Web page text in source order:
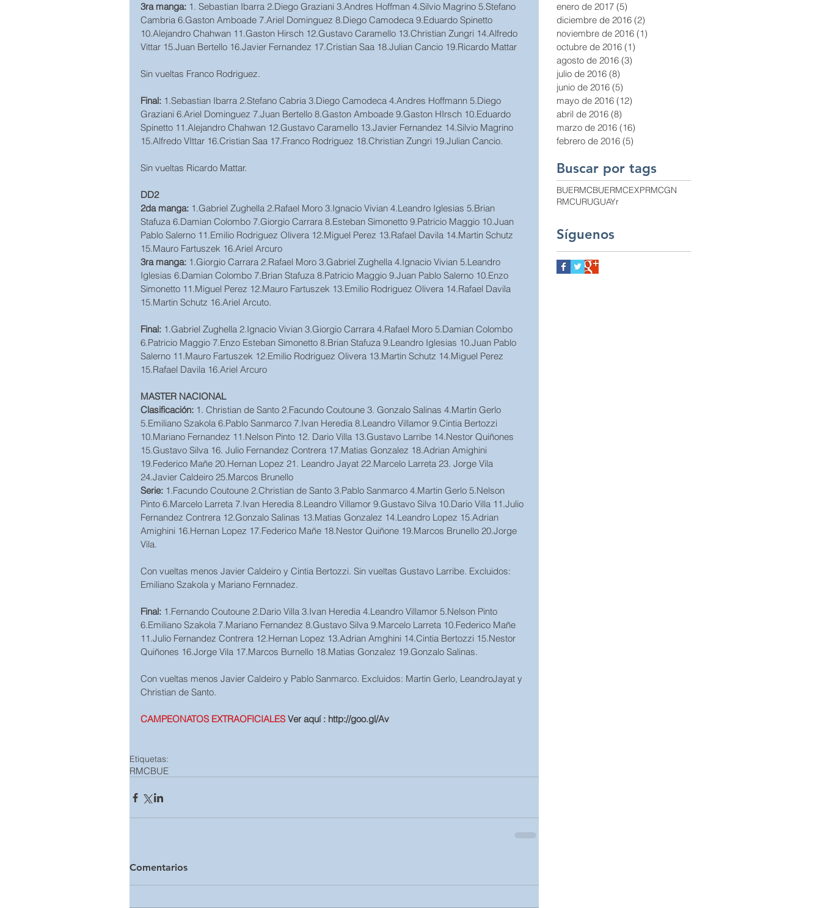
3ra manga: 1. Sebastian Ibarra 2.Diego Graziani 3.Andres Hoffman 4.Silvio Magrino 5.Stefano
Cambria 6.Gaston Amboade 7.Ariel Dominguez 8.Diego Camodeca 9.Eduardo Spinetto
10.Alejandro Chahwan 11.Gaston Hirsch 12.Gustavo Caramello 13.Christian Zungri 14.Alfredo
Vittar 15.Juan Bertello 16.Javier Fernandez 17.Cristian Saa 18.Julian Cancio 19.Ricardo Mattar
Sin vueltas Franco Rodriguez.
Final: 1.Sebastian Ibarra 2.Stefano Cabria 3.Diego Camodeca 4.Andres Hoffmann 5.Diego
Graziani 6.Ariel Dominguez 7.Juan Bertello 8.Gaston Amboade 9.Gaston HIrsch 10.Eduardo
Spinetto 11.Alejandro Chahwan 12.Gustavo Caramello 13.Javier Fernandez 14.Silvio Magrino
15.Alfredo VIttar 16.Cristian Saa 17.Franco Rodriguez 18.Christian Zungri 19.Julian Cancio.
Sin vueltas Ricardo Mattar.
DD2
2da manga: 1.Gabriel Zughella 2.Rafael Moro 3.Ignacio Vivian 4.Leandro Iglesias 5.Brian
Stafuza 6.Damian Colombo 7.Giorgio Carrara 8.Esteban Simonetto 9.Patricio Maggio 10.Juan
Pablo Salerno 11.Emilio Rodriguez Olivera 12.Miguel Perez 13.Rafael Davila 14.Martin Schutz
15.Mauro Fartuszek 16.Ariel Arcuro
3ra manga: 1.Giorgio Carrara 2.Rafael Moro 3.Gabriel Zughella 4.Ignacio Vivian 5.Leandro
Iglesias 6.Damian Colombo 7.Brian Stafuza 8.Patricio Maggio 9.Juan Pablo Salerno 10.Enzo
Simonetto 11.Miguel Perez 12.Mauro Fartuszek 13.Emilio Rodriguez Olivera 14.Rafael Davila
15.Martin Schutz 16.Ariel Arcuto.
Final: 1.Gabriel Zughella 2.Ignacio Vivian 3.Giorgio Carrara 4.Rafael Moro 5.Damian Colombo
6.Patricio Maggio 7.Enzo Esteban Simonetto 8.Brian Stafuza 9.Leandro Iglesias 10.Juan Pablo
Salerno 11.Mauro Fartuszek 12.Emilio Rodriguez Olivera 13.Martin Schutz 14.Miguel Perez
15.Rafael Davila 16.Ariel Arcuro
MASTER NACIONAL
Clasificación: 1. Christian de Santo 2.Facundo Coutoune 3. Gonzalo Salinas 4.Martin Gerlo
5.Emiliano Szakola 6.Pablo Sanmarco 7.Ivan Heredia 8.Leandro Villamor 9.Cintia Bertozzi
10.Mariano Fernandez 11.Nelson Pinto 12. Dario Villa 13.Gustavo Larribe 14.Nestor Quiñones
15.Gustavo Silva 16. Julio Fernandez Contrera 17.Matias Gonzalez 18.Adrian Amighini
19.Federico Mañe 20.Hernan Lopez 21. Leandro Jayat 22.Marcelo Larreta 23. Jorge Vila
24.Javier Caldeiro 25.Marcos Brunello
Serie: 1.Facundo Coutoune 2.Christian de Santo 3.Pablo Sanmarco 4.Martin Gerlo 5.Nelson
Pinto 6.Marcelo Larreta 7.Ivan Heredia 8.Leandro Villamor 9.Gustavo Silva 10.Dario Villa 11.Julio
Fernandez Contrera 12.Gonzalo Salinas 13.Matias Gonzalez 14.Leandro Lopez 15.Adrian
Amighini 16.Hernan Lopez 17.Federico Mañe 18.Nestor Quiñone 19.Marcos Brunello 20.Jorge
Vila.
Con vueltas menos Javier Caldeiro y Cintia Bertozzi. Sin vueltas Gustavo Larribe. Excluidos:
Emiliano Szakola y Mariano Fernnadez.
Final: 1.Fernando Coutoune 2.Dario Villa 3.Ivan Heredia 4.Leandro Villamor 5.Nelson Pinto
6.Emiliano Szakola 7.Mariano Fernandez 8.Gustavo Silva 9.Marcelo Larreta 10.Federico Mañe
11.Julio Fernandez Contrera 12.Hernan Lopez 13.Adrian Amghini 14.Cintia Bertozzi 15.Nestor
Quiñones 16.Jorge Vila 17.Marcos Burnello 18.Matias Gonzalez 19.Gonzalo Salinas.
Con vueltas menos Javier Caldeiro y Pablo Sanmarco. Excluidos: Martin Gerlo, LeandroJayat y
Christian de Santo.
CAMPEONATOS EXTRAOFICIALES Ver aquí : http://goo.gl/Av
Etiquetas:
RMCBUE
Comentarios
enero de 2017 (5)
diciembre de 2016 (2)
noviembre de 2016 (1)
octubre de 2016 (1)
agosto de 2016 (3)
julio de 2016 (8)
junio de 2016 (5)
mayo de 2016 (12)
abril de 2016 (8)
marzo de 2016 (16)
febrero de 2016 (5)
Buscar por tags
BUERMCBUERMCEXPRMCGN
RMCURUGUAYr
Síguenos